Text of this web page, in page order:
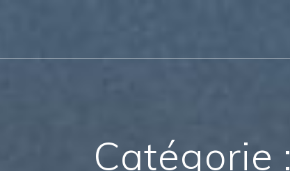
Catégorie :